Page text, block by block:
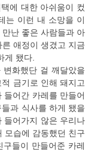
에 대한 아쉬움이 컸
는 이런 내 소망을 이
난 좋은 사람들과 아
애정이 생겼고 지금
게 됐다.
화했단 걸 깨달았을
금기로 인해 돼지고
들어간 카레를 만들어
과 식사를 하게 됐을
들어가지 않은 우리나
모습에 감동했던 친구
들이 만들어준 카레